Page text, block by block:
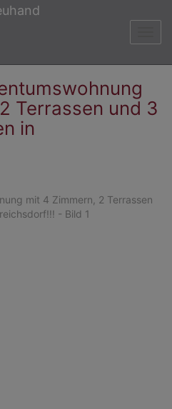
Terrassen und 3
in